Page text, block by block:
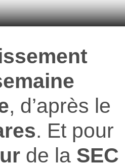
, d’après le
. Et pour
de la SEC